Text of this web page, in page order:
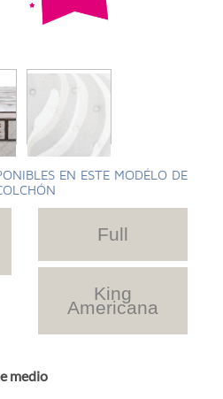
EN ESTE MODÉLO DE
Full
King
Americana
medio